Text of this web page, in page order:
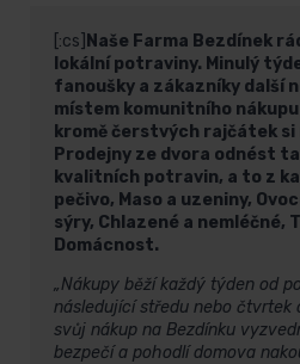
[:cs] Naše Farma Bezdínek
lokální potraviny. Minulý
fanoušky a zákazníky další
místem komunitního
kromě čerstvých rajčátek si
Prodejny ze dvora odnést
kvalitních potravin, a to z
pečivo, Maso a uzeniny,
sýry, Chlazené a nemléčné,
Domácnost.
„Nákupy běží každý týden od
následující středu nebo čtvrtek
svůj nákup na Bezdínku
bezpečí a pohodlí domova